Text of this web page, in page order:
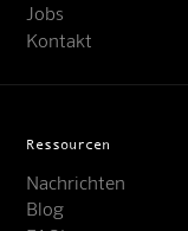
Jobs
Kontakt
Ressourcen
Nachrichten
Blog